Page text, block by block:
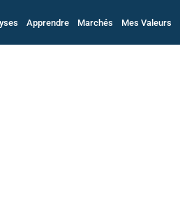
Apprendre Marchés Mes Valeurs